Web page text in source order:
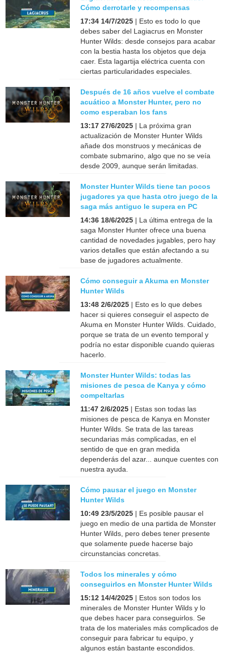
Cómo derrotarle y recompensas
17:34 14/7/2025 | Esto es todo lo que
debes saber del Lagiacrus en Monster
Hunter Wilds: desde consejos para acabar
con la bestia hasta los objetos que deja
caer. Esta lagartija eléctrica cuenta con
ciertas particularidades especiales.
Después de 16 años vuelve el combate
acuático a Monster Hunter, pero no
como esperaban los fans
13:17 27/6/2025 | La próxima gran
actualización de Monster Hunter Wilds
añade dos monstruos y mecánicas de
combate submarino, algo que no se veía
desde 2009, aunque serán limitadas.
Monster Hunter Wilds tiene tan pocos
jugadores ya que hasta otro juego de la
saga más antiguo le supera en PC
14:36 18/6/2025 | La última entrega de la
saga Monster Hunter ofrece una buena
cantidad de novedades jugables, pero hay
varios detalles que están afectando a su
base de jugadores actualmente.
Cómo conseguir a Akuma en Monster
Hunter Wilds
13:48 2/6/2025 | Esto es lo que debes
hacer si quieres conseguir el aspecto de
Akuma en Monster Hunter Wilds. Cuidado,
porque se trata de un evento temporal y
podría no estar disponible cuando quieras
hacerlo.
Monster Hunter Wilds: todas las
misiones de pesca de Kanya y cómo
compeltarlas
11:47 2/6/2025 | Estas son todas las
misiones de pesca de Kanya en Monster
Hunter Wilds. Se trata de las tareas
secundarias más complicadas, en el
sentido de que en gran medida
dependerás del azar... aunque cuentes con
nuestra ayuda.
Cómo pausar el juego en Monster
Hunter Wilds
10:49 23/5/2025 | Es posible pausar el
juego en medio de una partida de Monster
Hunter Wilds, pero debes tener presente
que solamente puede hacerse bajo
circunstancias concretas.
Todos los minerales y cómo
conseguirlos en Monster Hunter Wilds
15:12 14/4/2025 | Estos son todos los
minerales de Monster Hunter Wilds y lo
que debes hacer para conseguirlos. Se
trata de los materiales más complicados de
conseguir para fabricar tu equipo, y
algunos están bastante escondidos.